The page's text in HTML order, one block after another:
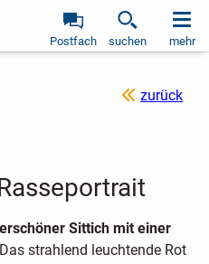
Postfach suchen mehr
zurück
Sittich mit einer
strahlend leuchtende Rot